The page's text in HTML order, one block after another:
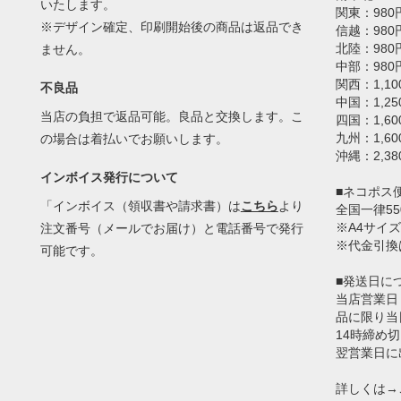
いたします。
※デザイン確定、印刷開始後の商品は返品でき
ません。
不良品
当店の負担で返品可能。良品と交換します。こ
の場合は着払いでお願いします。
インボイス発行について
「インボイス（領収書や請求書）はこちらより
注文番号（メールでお届け）と電話番号で発行
可能です。
関東：980
信越：980
北陸：980
中部：980
関西：
中国：
四国：
九州：
沖縄：
■ネコポス
全国一律
※A4サイ
※代金引換
■発送日に
当店営業
品に限り
14時締め
翌営業日
詳しくは→